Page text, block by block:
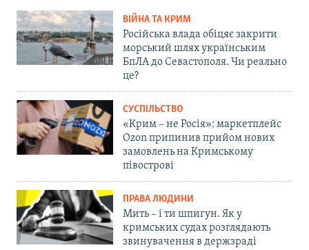
ВІЙНА ТА КРИМ
Російська влада обіцяє закрити
морський шлях українським
БпЛА до Севастополя. Чи реально
це?
СУСПІЛЬСТВО
«Крим – не Росія»: маркетплейс
Ozon припинив прийом нових
замовлень на Кримському
півострові
ПРАВА ЛЮДИНИ
Мить – і ти шпигун. Як у
кримських судах розглядають
звинувачення в держзраді